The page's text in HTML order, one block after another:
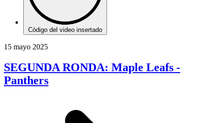
Código del video insertado
15 mayo 2025
SEGUNDA RONDA: Maple Leafs -
Panthers